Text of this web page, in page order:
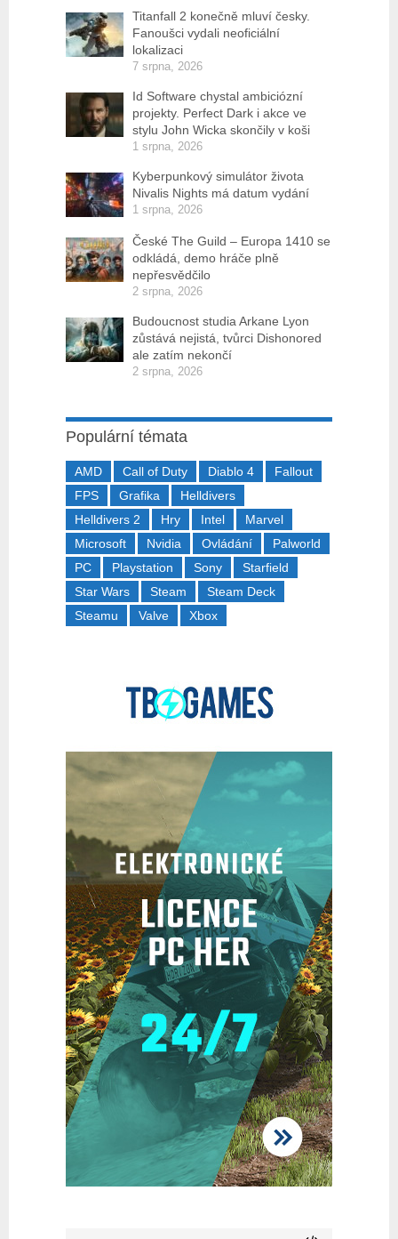
Titanfall 2 konečně mluví česky.
Fanoušci vydali neoficiální
lokalizaci
7 srpna, 2026
Id Software chystal ambiciózní
projekty. Perfect Dark i akce ve
stylu John Wicka skončily v koši
1 srpna, 2026
Kyberpunkový simulátor života
Nivalis Nights má datum vydání
1 srpna, 2026
České The Guild – Europa 1410 se
odkládá, demo hráče plně
nepřesvědčilo
2 srpna, 2026
Budoucnost studia Arkane Lyon
zůstává nejistá, tvůrci Dishonored
ale zatím nekončí
2 srpna, 2026
Populární témata
AMD Call of Duty Diablo 4
Fallout
FPS
Grafika
Helldivers
Helldivers 2
Hry Intel
Marvel
Microsoft
Nvidia Ovládání
Palworld
PC
Playstation Sony
Starfield
Star Wars
Steam
Steam Deck
Steamu
Valve Xbox